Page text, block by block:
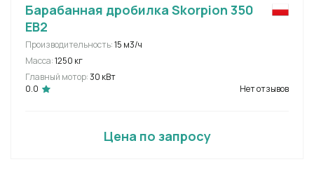
Барабанная дробилка Skorpion 350
EB2
Производительность:15 м3/ч
Масса:1250 кг
Главный мотор:30 кВт
0.0
Нет отзывов
Цена по запросу